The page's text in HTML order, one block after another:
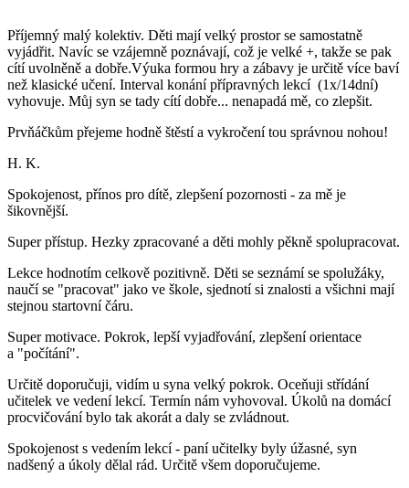
Příjemný malý kolektiv. Děti mají velký prostor se samostatně
vyjádřit. Navíc se vzájemně poznávají, což je velké +, takže se pak
cítí uvolněně a dobře.Výuka formou hry a zábavy je určitě více baví
než klasické učení. Interval konání přípravných lekcí (1x/14dní)
vyhovuje. Můj syn se tady cítí dobře... nenapadá mě, co zlepšit.
Prvňáčkům přejeme hodně štěstí a vykročení tou správnou nohou!
H. K.
Spokojenost, přínos pro dítě, zlepšení pozornosti - za mě je
šikovnější.
Super přístup. Hezky zpracované a děti mohly pěkně spolupracovat.
Lekce hodnotím celkově pozitivně. Děti se seznámí se spolužáky,
naučí se "pracovat" jako ve škole, sjednotí si znalosti a všichni mají
stejnou startovní čáru.
Super motivace. Pokrok, lepší vyjadřování, zlepšení orientace
a "počítání".
Určitě doporučuji, vidím u syna velký pokrok. Oceňuji střídání
učitelek ve vedení lekcí. Termín nám vyhovoval. Úkolů na domácí
procvičování bylo tak akorát a daly se zvládnout.
Spokojenost s vedením lekcí - paní učitelky byly úžasné, syn
nadšený a úkoly dělal rád. Určitě všem doporučujeme.